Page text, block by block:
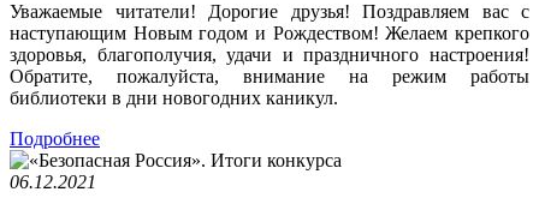
Уважаемые читатели! Дорогие друзья! Поздравляем вас с
наступающим Новым годом и Рождеством! Желаем крепкого
здоровья, благополучия, удачи и праздничного настроения!
Обратите, пожалуйста, внимание на режим работы
библиотеки в дни новогодних каникул.
Подробнее
06.12.2021